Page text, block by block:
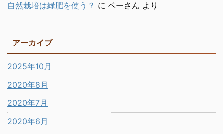
自然栽培は緑肥を使う？ に ベーさん より
アーカイブ
2025年10月
2020年8月
2020年7月
2020年6月